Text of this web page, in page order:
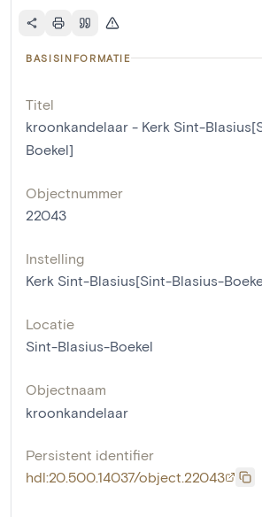
BASISINFORMATIE
Titel
kroonkandelaar - Kerk Sint-
Boekel]
Objectnummer
22043
Instelling
Kerk Sint-Blasius[Sint-Blasius-
Locatie
Sint-Blasius-Boekel
Objectnaam
kroonkandelaar
Persistent identifier
hdl:20.500.14037/object.22043